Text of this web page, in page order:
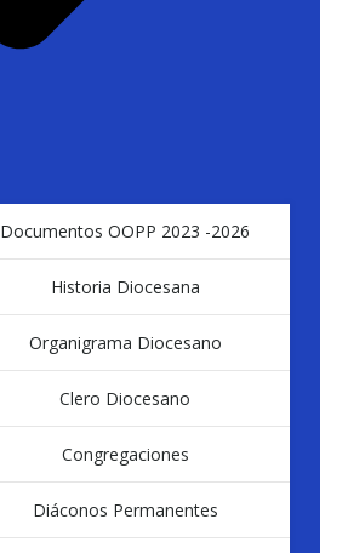
Documentos OOPP 2023 -2026
Historia Diocesana
Organigrama Diocesano
Clero Diocesano
Congregaciones
Diáconos Permanentes